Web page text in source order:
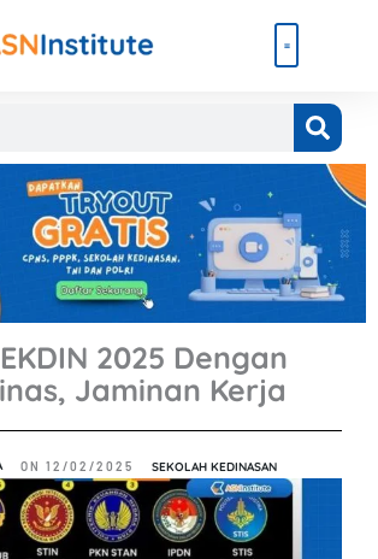
2025 Dengan
Jaminan Kerja
ON 12/02/2025 SEKOLAH KEDINASAN